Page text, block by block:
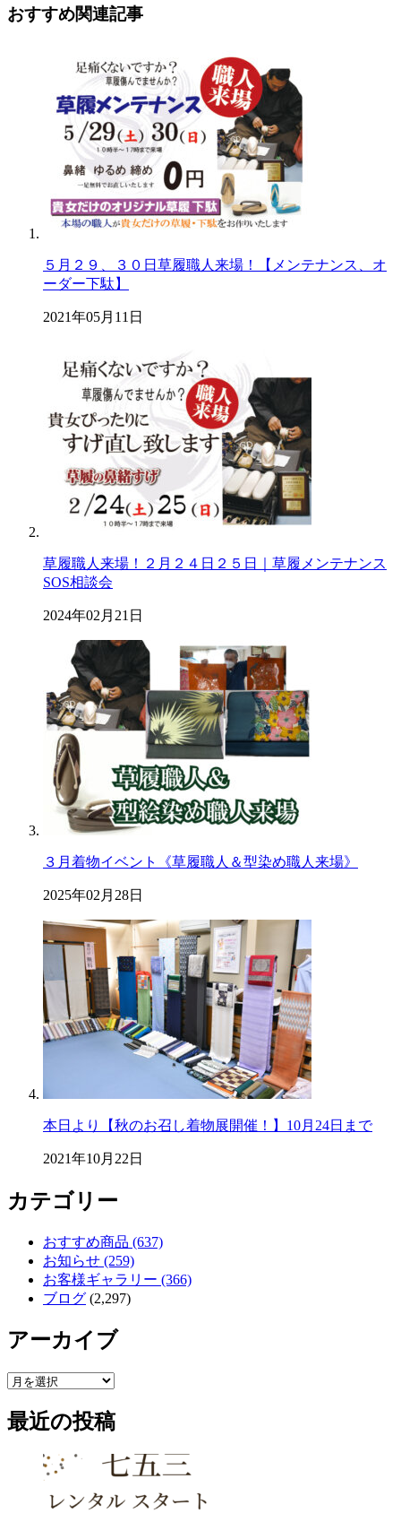
おすすめ関連記事
５月２９、３０日草履職人来場！【メンテナンス、オ
ーダー下駄】
2021年05月11日
草履職人来場！２月２４日２５日｜草履メンテナンス
SOS相談会
2024年02月21日
３月着物イベント《草履職人＆型染め職人来場》
2025年02月28日
本日より【秋のお召し着物展開催！】10月24日まで
2021年10月22日
カテゴリー
おすすめ商品 (637)
お知らせ (259)
お客様ギャラリー (366)
ブログ (2,297)
アーカイブ
ア
カ
イ
最近の投稿